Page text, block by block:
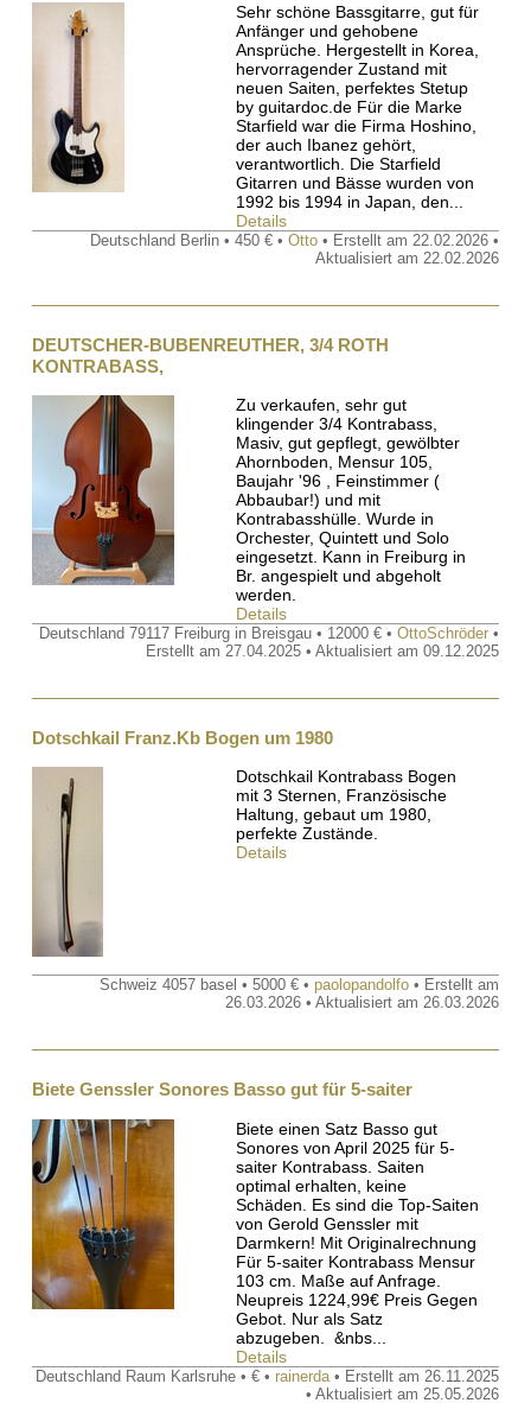
Sehr schöne Bassgitarre, gut für
Anfänger und gehobene
Ansprüche. Hergestellt in Korea,
hervorragender Zustand mit
neuen Saiten, perfektes Stetup
by guitardoc.de Für die Marke
Starfield war die Firma Hoshino,
der auch Ibanez gehört,
verantwortlich. Die Starfield
Gitarren und Bässe wurden von
1992 bis 1994 in Japan, den...
Details
Deutschland Berlin • 450 € • Otto • Erstellt am 22.02.2026 •
Aktualisiert am 22.02.2026
DEUTSCHER-BUBENREUTHER, 3/4 ROTH
KONTRABASS,
Zu verkaufen, sehr gut
klingender 3/4 Kontrabass,
Masiv, gut gepflegt, gewölbter
Ahornboden, Mensur 105,
Baujahr '96 , Feinstimmer (
Abbaubar!) und mit
Kontrabasshülle. Wurde in
Orchester, Quintett und Solo
eingesetzt. Kann in Freiburg in
Br. angespielt und abgeholt
werden.
Details
Deutschland 79117 Freiburg in Breisgau • 12000 € • OttoSchröder •
Erstellt am 27.04.2025 • Aktualisiert am 09.12.2025
Dotschkail Franz.Kb Bogen um 1980
Dotschkail Kontrabass Bogen
mit 3 Sternen, Französische
Haltung, gebaut um 1980,
perfekte Zustände.
Details
Schweiz 4057 basel • 5000 € • paolopandolfo • Erstellt am
26.03.2026 • Aktualisiert am 26.03.2026
Biete Genssler Sonores Basso gut für 5-saiter
Biete einen Satz Basso gut
Sonores von April 2025 für 5-
saiter Kontrabass. Saiten
optimal erhalten, keine
Schäden. Es sind die Top-Saiten
von Gerold Genssler mit
Darmkern! Mit Originalrechnung
Für 5-saiter Kontrabass Mensur
103 cm. Maße auf Anfrage.
Neupreis 1224,99€ Preis Gegen
Gebot. Nur als Satz
abzugeben. &nbs...
Details
Deutschland Raum Karlsruhe • € • rainerda • Erstellt am 26.11.2025
• Aktualisiert am 25.05.2026